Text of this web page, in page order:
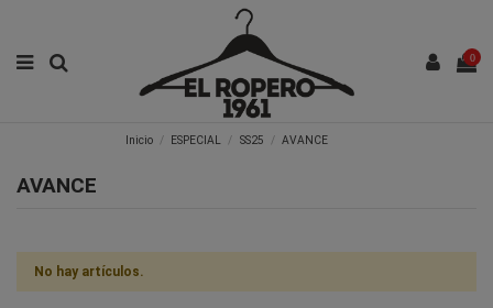
0
Inicio ESPECIAL SS25 AVANCE
AVANCE
No hay artículos.